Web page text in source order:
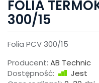
FOLIA
300/15
Folia PCV 300/15
Producent: AB Technic
Dostępność:
Jest